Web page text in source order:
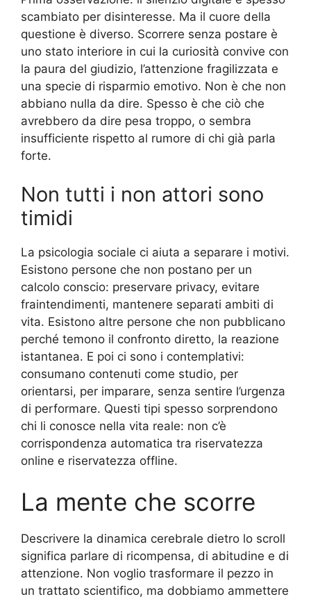
scambiato per disinteresse. Ma il cuore della
questione è diverso. Scorrere senza postare è
uno stato interiore in cui la curiosità convive con
la paura del giudizio, l’attenzione fragilizzata e
una specie di risparmio emotivo. Non è che non
abbiano nulla da dire. Spesso è che ciò che
avrebbero da dire pesa troppo, o sembra
insufficiente rispetto al rumore di chi già parla
forte.
Non tutti i non attori sono
timidi
La psicologia sociale ci aiuta a separare i motivi.
Esistono persone che non postano per un
calcolo conscio: preservare privacy, evitare
fraintendimenti, mantenere separati ambiti di
vita. Esistono altre persone che non pubblicano
perché temono il confronto diretto, la reazione
istantanea. E poi ci sono i contemplativi:
consumano contenuti come studio, per
orientarsi, per imparare, senza sentire l’urgenza
di performare. Questi tipi spesso sorprendono
chi li conosce nella vita reale: non c’è
corrispondenza automatica tra riservatezza
online e riservatezza offline.
La mente che scorre
Descrivere la dinamica cerebrale dietro lo scroll
significa parlare di ricompensa, di abitudine e di
attenzione. Non voglio trasformare il pezzo in
un trattato scientifico, ma dobbiamo ammettere